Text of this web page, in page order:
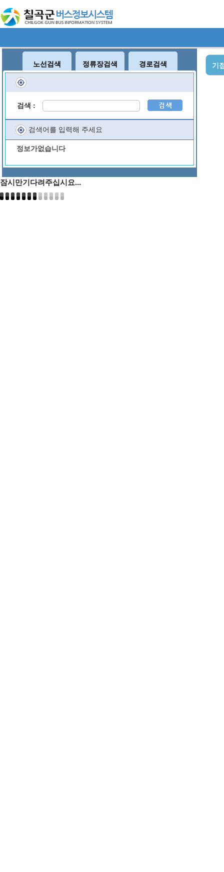
노선검색 정류장검색 경로검색
검색 :
검색어를 입력해 주세요
정보가없습니다
기
잠시만기다려주십시요...